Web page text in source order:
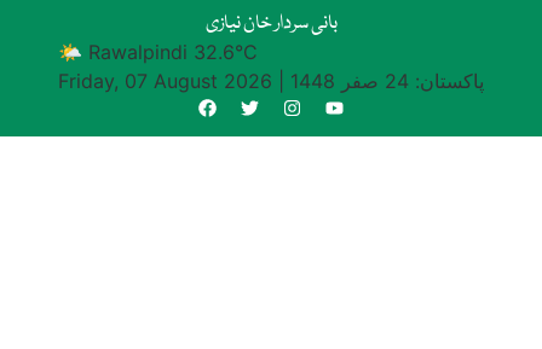
بانی سردار خان نیازی
🌤 Rawalpindi 32.6°C
Friday, 07 August 2026
پاکستان: 24 صفر 1448